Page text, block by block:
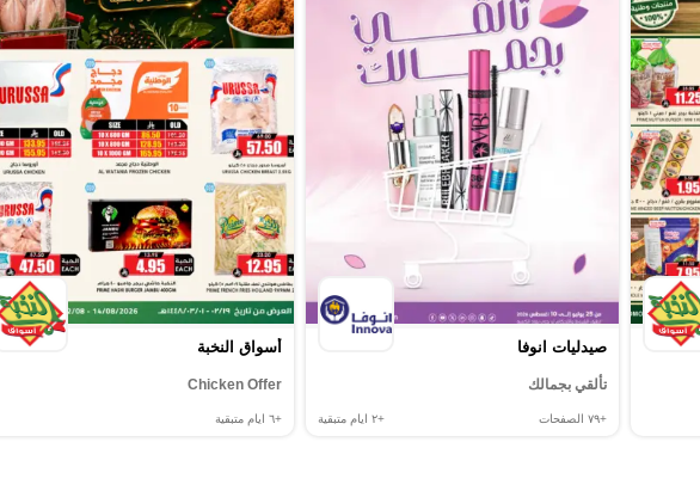
صيدليات انوفا
تألقي بجمالك
+٧٩ الصفحات +٢ ايام متبقية
أسواق النخبة
Chicken Offer
+٦ ايام متبقية